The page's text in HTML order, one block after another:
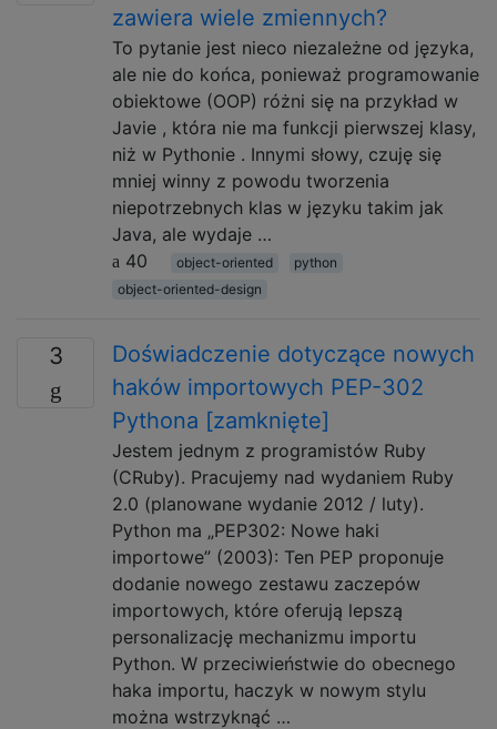
zawiera wiele zmiennych?
To pytanie jest nieco niezależne od języka,
ale nie do końca, ponieważ programowanie
obiektowe (OOP) różni się na przykład w
Javie , która nie ma funkcji pierwszej klasy,
niż w Pythonie . Innymi słowy, czuję się
mniej winny z powodu tworzenia
niepotrzebnych klas w języku takim jak
Java, ale wydaje …
40
object-oriented
python
object-oriented-design
3
Doświadczenie dotyczące nowych
haków importowych PEP-302
Pythona [zamknięte]
Jestem jednym z programistów Ruby
(CRuby). Pracujemy nad wydaniem Ruby
2.0 (planowane wydanie 2012 / luty).
Python ma „PEP302: Nowe haki
importowe” (2003): Ten PEP proponuje
dodanie nowego zestawu zaczepów
importowych, które oferują lepszą
personalizację mechanizmu importu
Python. W przeciwieństwie do obecnego
haka importu, haczyk w nowym stylu
można wstrzyknąć …